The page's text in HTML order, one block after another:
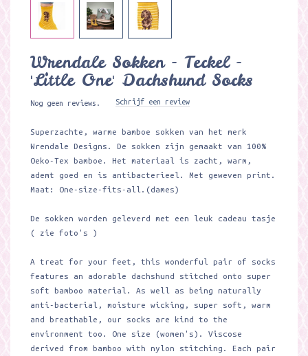
Wrendale Sokken - Teckel -
'Little One' Dachshund Socks
Nog geen reviews. Schrijf een review
Superzachte, warme bamboe sokken van het merk
Wrendale Designs. De sokken zijn gemaakt van 100%
Oeko-Tex bamboe. Het materiaal is zacht, warm,
ademt goed en is antibacterieel. Met geweven print.
Maat: One-size-fits-all.(dames)
De sokken worden geleverd met een leuk cadeau tasje
( zie foto's )
A treat for your feet, this wonderful pair of socks
features an adorable dachshund stitched onto super
soft bamboo material. As well as being naturally
anti-bacterial, moisture wicking, super soft, warm
and breathable, our socks are kind to the
environment too. One size (women's). Viscose
derived from bamboo with nylon stitching. Each pair